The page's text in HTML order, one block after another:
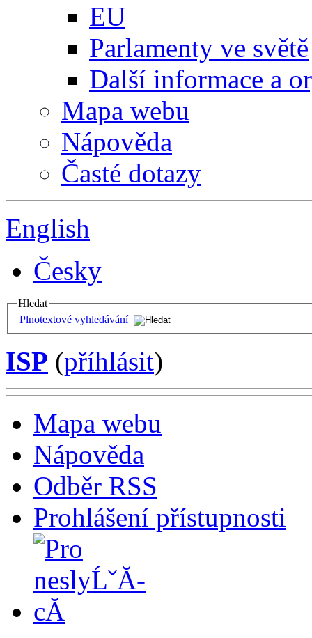
EU
Parlamenty ve světě
Další informace a
Mapa webu
Nápověda
Časté dotazy
English
Česky
Hledat
Plnotextové vyhledávání
ISP (příhlásit)
Mapa webu
Nápověda
Odběr RSS
Prohlášení přístupnosti